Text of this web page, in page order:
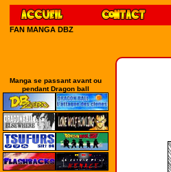
FAN MANGA DBZ
Manga se passant avant ou
pendant Dragon ball